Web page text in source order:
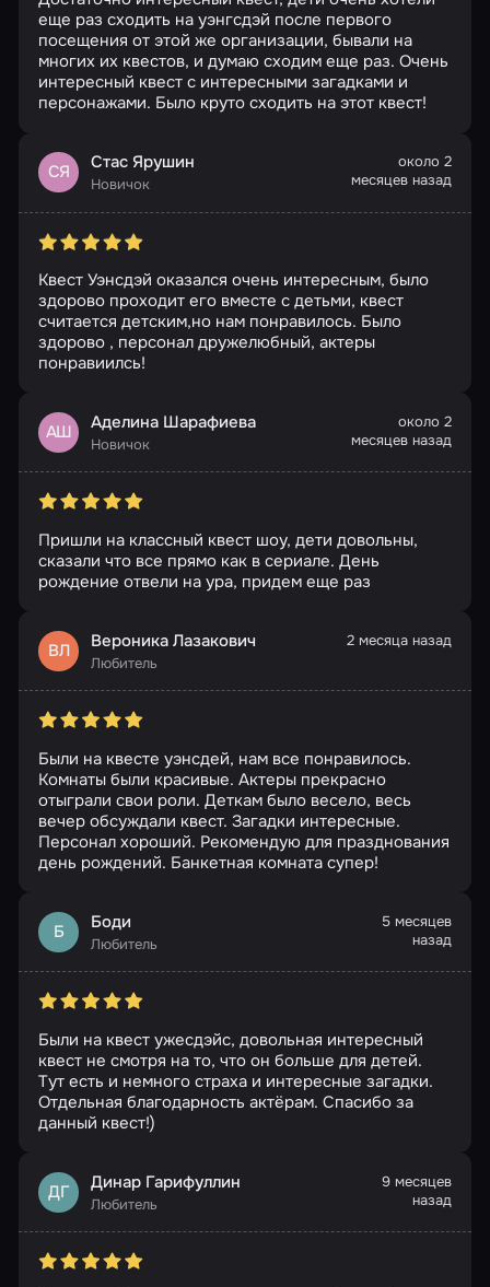
еще раз сходить на уэнгсдэй после первого
посещения от этой же организации, бывали на
многих их квестов, и думаю сходим еще раз. Очень
интересный квест с интересными загадками и
персонажами. Было круто сходить на этот квест!
СЯ Стас Ярушин
Новичок
около 2
месяцев назад
Квест Уэнсдэй оказался очень интересным, было
здорово проходит его вместе с детьми, квест
считается детским,но нам понравилось. Было
здорово , персонал дружелюбный, актеры
понравиилсь!
АШ Аделина Шарафиева
Новичок
около 2
месяцев назад
Пришли на классный квест шоу, дети довольны,
сказали что все прямо как в сериале. День
рождение отвели на ура, придем еще раз
ВЛ Вероника Лазакович
Любитель
2 месяца назад
Были на квесте уэнсдей, нам все понравилось.
Комнаты были красивые. Актеры прекрасно
отыграли свои роли. Деткам было весело, весь
вечер обсуждали квест. Загадки интересные.
Персонал хороший. Рекомендую для празднования
день рождений. Банкетная комната супер!
Б Боди
Любитель
5 месяцев
назад
Были на квест ужесдэйс, довольная интересный
квест не смотря на то, что он больше для детей.
Тут есть и немного страха и интересные загадки.
Отдельная благодарность актёрам. Спасибо за
данный квест!)
ДГ Динар Гарифуллин
Любитель
9 месяцев
назад